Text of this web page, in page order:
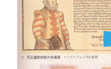
Otomo
Yoshishige
dirigida
Papa
(Signatura